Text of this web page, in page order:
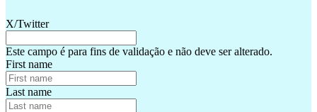
X/Twitter
Este campo é para fins de validação e não deve ser alterado.
First name
Last name